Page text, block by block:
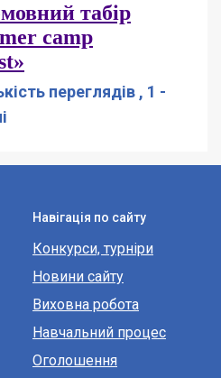
табір
camp
переглядів , 1 -
Навігація по сайту
Конкурси, турніри
Новини сайту
Виховна робота
Навчальний процес
Оголошення